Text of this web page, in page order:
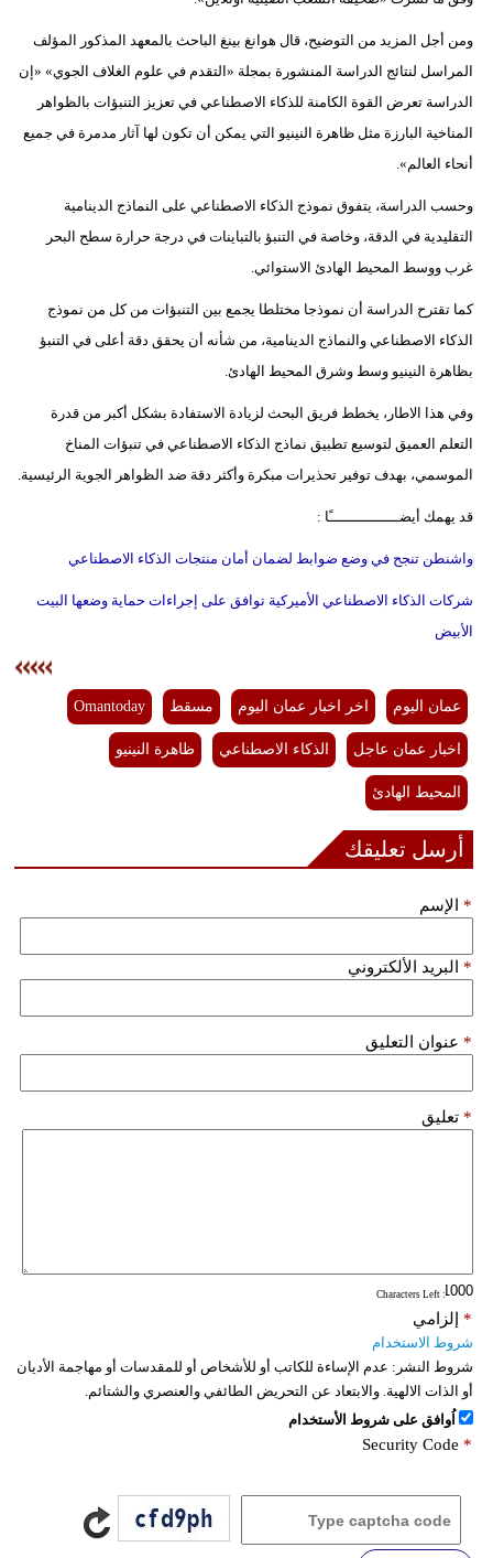
ومن أجل المزيد من التوضيح، قال هوانغ بينغ الباحث بالمعهد المذكور المؤلف
المراسل لنتائج الدراسة المنشورة بمجلة «التقدم في علوم الغلاف الجوي» «إن
الدراسة تعرض القوة الكامنة للذكاء الاصطناعي في تعزيز التنبؤات بالظواهر
المناخية البارزة مثل ظاهرة النينيو التي يمكن أن تكون لها آثار مدمرة في جميع
أنحاء العالم».
وحسب الدراسة، يتفوق نموذج الذكاء الاصطناعي على النماذج الدينامية
التقليدية في الدقة، وخاصة في التنبؤ بالتباينات في درجة حرارة سطح البحر
غرب ووسط المحيط الهادئ الاستوائي.
كما تقترح الدراسة أن نموذجا مختلطا يجمع بين التنبؤات من كل من نموذج
الذكاء الاصطناعي والنماذج الدينامية، من شأنه أن يحقق دقة أعلى في التنبؤ
بظاهرة النينيو وسط وشرق المحيط الهادئ.
وفي هذا الاطار، يخطط فريق البحث لزيادة الاستفادة بشكل أكبر من قدرة
التعلم العميق لتوسيع تطبيق نماذج الذكاء الاصطناعي في تنبؤات المناخ
الموسمي، بهدف توفير تحذيرات مبكرة وأكثر دقة ضد الظواهر الجوية الرئيسية.
قد يهمك أيضــــــــــــــــًا :
واشنطن تنجح في وضع ضوابط لضمان أمان منتجات الذكاء الاصطناعي
شركات الذكاء الاصطناعي الأميركية توافق على إجراءات حماية وضعها البيت
الأبيض
عمان اليوم اخر اخبار عمان اليوم مسقط Omantoday
اخبار عمان عاجل الذكاء الاصطناعي ظاهرة النينيو
المحيط الهادئ
أرسل تعليقك
الإسم *
البريد الألكتروني *
عنوان التعليق *
تعليق *
: Characters Left
إلزامي *
شروط الاستخدام
شروط النشر: عدم الإساءة للكاتب أو للأشخاص أو للمقدسات أو مهاجمة الأديان
أو الذات الالهية. والابتعاد عن التحريض الطائفي والعنصري والشتائم.
اُوافق على شروط الأستخدام
Security Code *